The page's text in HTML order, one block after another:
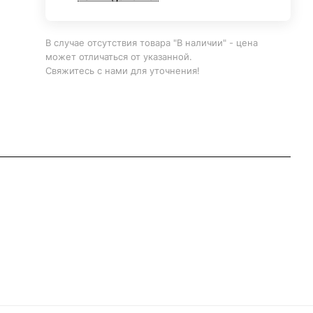
В случае отсутствия товара "В наличии" - цена
может отличаться от указанной.
Свяжитесь с нами для уточнения!